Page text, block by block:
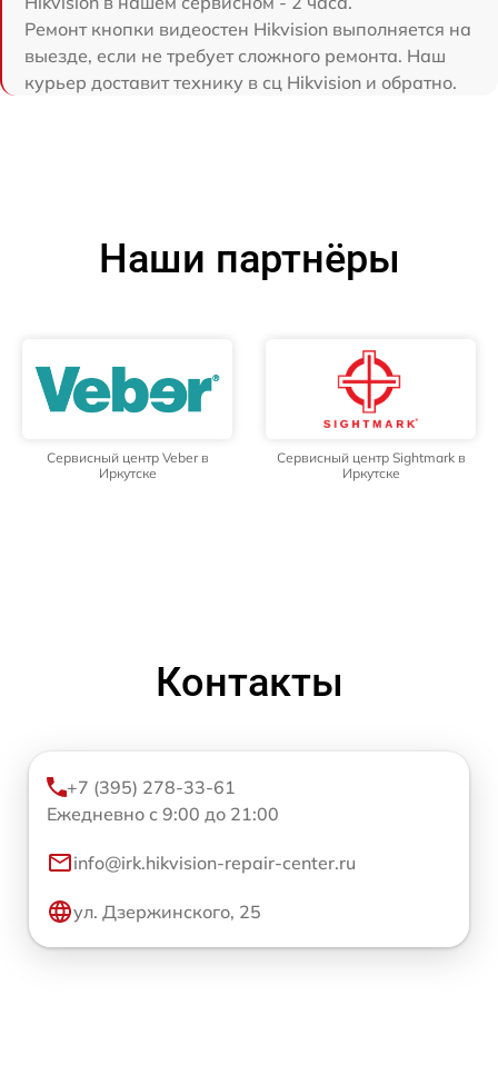
Ремонт кнопки видеостен Hikvision выполняется на
выезде, если не требует сложного ремонта. Наш
курьер доставит технику в сц Hikvision и обратно.
Наши партнёры
Сервисный центр Veber в
Иркутске
Сервисный центр Sightmark в
Иркутске
Контакты
+7 (395) 278-33-61
Ежедневно с 9:00 до 21:00
info@irk.hikvision-repair-center.ru
ул. Дзержинского, 25